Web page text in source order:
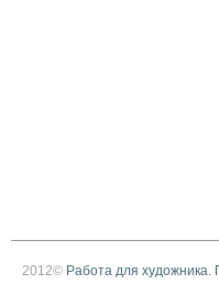
2012© Работа для художника.